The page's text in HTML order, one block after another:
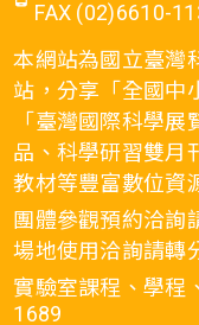
FAX (02)6610-
本網站為國立臺灣
站，分享「全國中
「臺灣國際科學
品、科學研習雙月
教材等豐富數位資
團體參觀預約洽詢
場地使用洽詢請轉
實驗室課程、學程
1689